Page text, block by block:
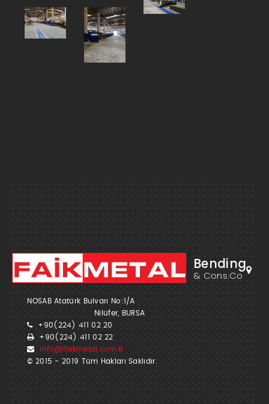
Bending
& Cons.Co
NOSAB Atatürk Bulvarı No:1/A
Nilüfer, BURSA
+90(224) 411 02 20
+90(224) 411 02 22
info@faikmetal.com.tr
© 2015 - 2019 Tüm Hakları Saklıdır.